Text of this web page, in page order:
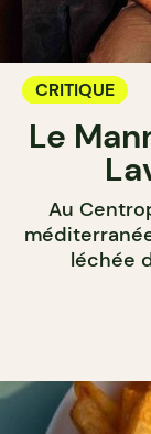
CRITIQUE
Le
Au
léchée